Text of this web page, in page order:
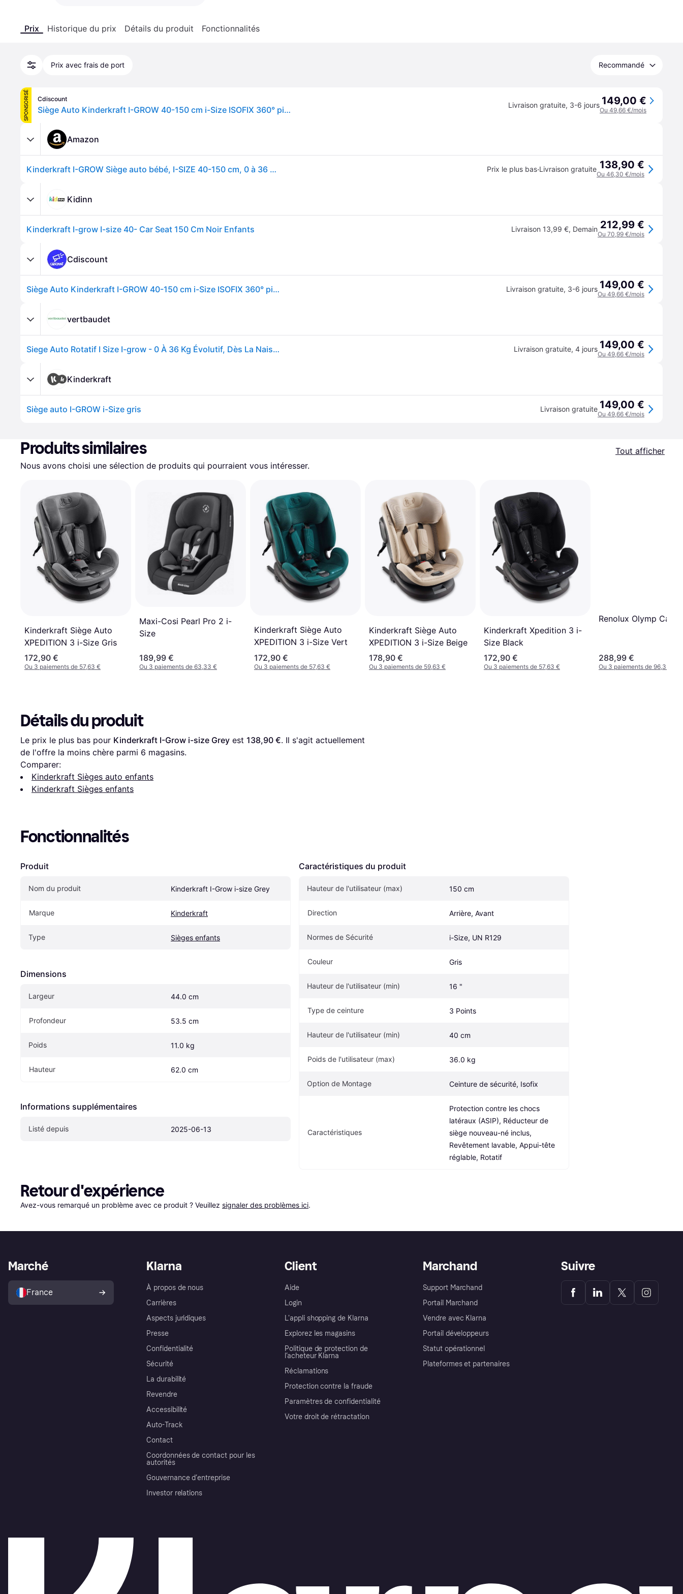
Prix Historique du prix Détails du produit Fonctionnalités
Prix avec frais de port Recommandé
SPONSORISÉ Cdiscount
Siège Auto Kinderkraft I-GROW 40-150 cm i-Size ISOFIX 360° pivotant dos à la route pour bébé et enfant avec Top Tether Gris Livraison gratuite, 3-6 jours 149,00 €
Ou 49,66 €/mois
Amazon
Kinderkraft I-GROW Siège auto bébé, I-SIZE 40-150 cm, 0 à 36 kg évolutif, dès la naissance et jusqu'à 12 ans environ, Groupe 0/1/2/3, Isofix, 360°, RWF, FWF, Protections latérales, Gris Prix le plus bas·Livraison gratuite 138,90 €
Ou 46,30 €/mois
Kidinn
Kinderkraft I-grow I-size 40- Car Seat 150 Cm Noir Enfants Livraison 13,99 €, Demain 212,99 €
Ou 70,99 €/mois
Cdiscount
Siège Auto Kinderkraft I-GROW 40-150 cm i-Size ISOFIX 360° pivotant dos à la route pour bébé et enfant avec Top Tether Gris Livraison gratuite, 3-6 jours 149,00 €
Ou 49,66 €/mois
vertbaudet
Siege Auto Rotatif I Size I-grow - 0 À 36 Kg Évolutif, Dès La Naissance Jusqu'à 12 Ans Gris Livraison gratuite, 4 jours 149,00 €
Ou 49,66 €/mois
Kinderkraft
Siège auto I-GROW i-Size gris Livraison gratuite 149,00 €
Ou 49,66 €/mois
Produits similaires
Tout afficher
Nous avons choisi une sélection de produits qui pourraient vous intéresser.
Kinderkraft Siège Auto
XPEDITION 3 i-Size Gris
172,90 €
Ou 3 paiements de 57,63 €
Maxi-Cosi Pearl Pro 2 i-
Size
189,99 €
Ou 3 paiements de 63,33 €
Kinderkraft Siège Auto
XPEDITION 3 i-Size Vert
172,90 €
Ou 3 paiements de 57,63 €
Kinderkraft Siège Auto
XPEDITION 3 i-Size Beige
178,90 €
Ou 3 paiements de 59,63 €
Kinderkraft Xpedition 3 i-
Size Black
172,90 €
Ou 3 paiements de 57,63 €
Renolux Olymp Car
288,99 €
Ou 3 paiements de 96,33 €
Détails du produit
Le prix le plus bas pour Kinderkraft I-Grow i-size Grey est 138,90 €. Il s'agit actuellement
de l'offre la moins chère parmi 6 magasins.
Comparer:
Kinderkraft Sièges auto enfants
Kinderkraft Sièges enfants
Fonctionnalités
Produit
Nom du produit Kinderkraft I-Grow i-size Grey
Marque Kinderkraft
Type Sièges enfants
Dimensions
Largeur 44.0 cm
Profondeur 53.5 cm
Poids 11.0 kg
Hauteur 62.0 cm
Informations supplémentaires
Listé depuis 2025-06-13
Caractéristiques du produit
Hauteur de l'utilisateur (max) 150 cm
Direction Arrière, Avant
Normes de Sécurité i-Size, UN R129
Couleur Gris
Hauteur de l'utilisateur (min) 16 "
Type de ceinture 3 Points
Hauteur de l'utilisateur (min) 40 cm
Poids de l'utilisateur (max) 36.0 kg
Option de Montage Ceinture de sécurité, Isofix
Caractéristiques
Protection contre les chocs
latéraux (ASIP), Réducteur de
siège nouveau-né inclus,
Revêtement lavable, Appui-tête
réglable, Rotatif
Retour d'expérience
Avez-vous remarqué un problème avec ce produit ? Veuillez signaler des problèmes ici.
Klarna
À propos de nous
Carrières
Aspects juridiques
Presse
Confidentialité
Sécurité
La durabilité
Revendre
Accessibilité
Auto-Track
Contact
Coordonnées de contact pour les
autorités
Gouvernance d’entreprise
Investor relations
Client
Aide
Login
L'appli shopping de Klarna
Explorez les magasins
Politique de protection de
l’acheteur Klarna
Réclamations
Protection contre la fraude
Paramètres de confidentialité
Votre droit de rétractation
Marchand
Support Marchand
Portail Marchand
Vendre avec Klarna
Portail développeurs
Statut opérationnel
Plateformes et partenaires
Marché
France
Suivre